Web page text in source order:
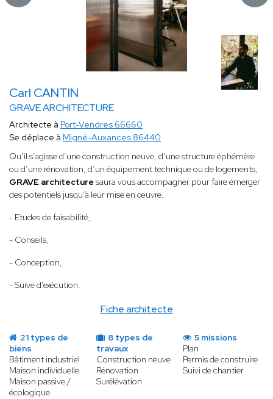
Carl CANTIN
GRAVE ARCHITECTURE
Fiche architecte
Architecte à Port-Vendres 66660
Se déplace à Migné-Auxances 86440
Qu’il s’agisse d’une construction neuve, d’une structure éphémère
ou d’une rénovation, d’un équipement technique ou de logements,
GRAVE architecture saura vous accompagner pour faire émerger
des potentiels jusqu’à leur mise en œuvre.
- Etudes de faisabilité,
- Conseils,
- Conception,
- Suive d'exécution.
21 types de
biens
Bâtiment industriel
Maison individuelle
Maison passive /
écologique
8 types de
travaux
Construction neuve
Rénovation
Surélévation
5 missions
Plan
Permis de construire
Suivi de chantier